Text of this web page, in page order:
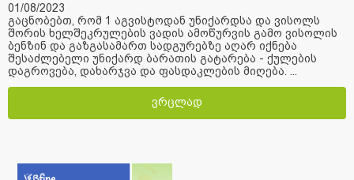
01/08/2023
გაცნობებთ, რომ 1 აგვისტოდან უნიქარდსა და ვისოლს
შორის ხელშეკრულების ვადის ამოწურვის გამო ვისოლის
ბენზინ და გაზგასამართ სადგურებზე აღარ იქნება
შესაძლებელი უნიქარდ ბარათის გატარება - ქულების
დაგროვება, დახარჯვა და ფასდაკლების მიღება. ...
ვრცლად